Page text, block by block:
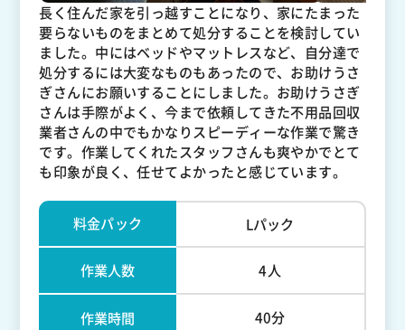
長く住んだ家を引っ越すことになり、家にたまった
要らないものをまとめて処分することを検討してい
ました。中にはベッドやマットレスなど、自分達で
処分するには大変なものもあったので、お助けうさ
ぎさんにお願いすることにしました。お助けうさぎ
さんは手際がよく、今まで依頼してきた不用品回収
業者さんの中でもかなりスピーディーな作業で驚き
です。作業してくれたスタッフさんも爽やかでとて
も印象が良く、任せてよかったと感じています。
料金パック Lパック
作業人数 4人
作業時間 40分